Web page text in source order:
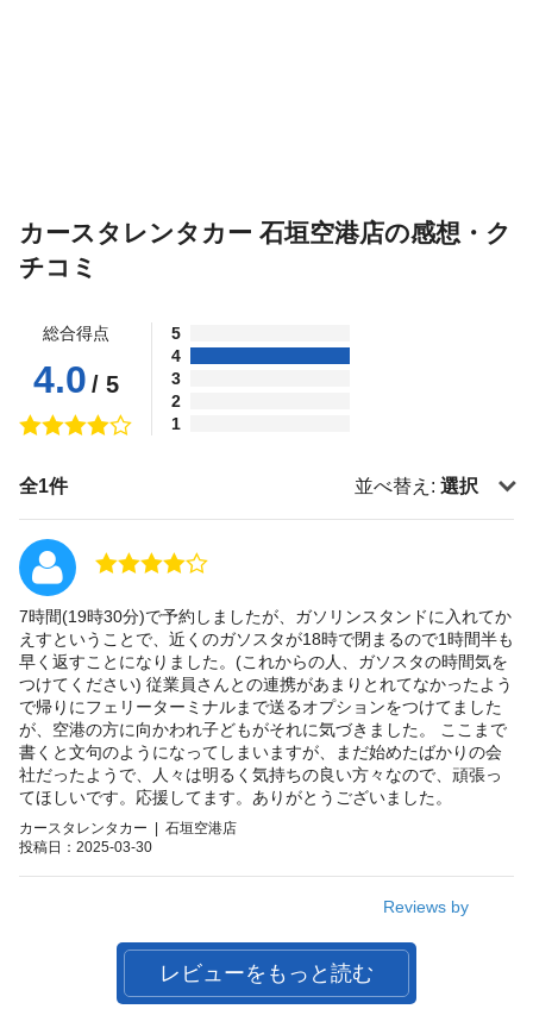
カースタレンタカー 石垣空港店の感想・ク
チコミ
総合得点
4.0 / 5
5
4
3
2
1
全1件 並べ替え: 選択
7時間(19時30分)で予約しましたが、ガソリンスタンドに入れてか
えすということで、近くのガソスタが18時で閉まるので1時間半も
早く返すことになりました。(これからの人、ガソスタの時間気を
つけてください) 従業員さんとの連携があまりとれてなかったよう
で帰りにフェリーターミナルまで送るオプションをつけてました
が、空港の方に向かわれ子どもがそれに気づきました。 ここまで
書くと文句のようになってしまいますが、まだ始めたばかりの会
社だったようで、人々は明るく気持ちの良い方々なので、頑張っ
てほしいです。応援してます。ありがとうございました。
カースタレンタカー | 石垣空港店
投稿日：2025-03-30
Reviews by
レビューをもっと読む